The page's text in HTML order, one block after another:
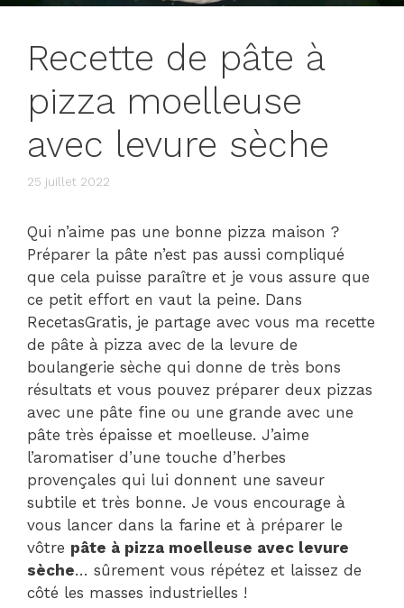
Recette de pâte à
pizza moelleuse
avec levure sèche
25 juillet 2022
Qui n’aime pas une bonne pizza maison ?
Préparer la pâte n’est pas aussi compliqué
que cela puisse paraître et je vous assure que
ce petit effort en vaut la peine. Dans
RecetasGratis, je partage avec vous ma recette
de pâte à pizza avec de la levure de
boulangerie sèche qui donne de très bons
résultats et vous pouvez préparer deux pizzas
avec une pâte fine ou une grande avec une
pâte très épaisse et moelleuse. J’aime
l’aromatiser d’une touche d’herbes
provençales qui lui donnent une saveur
subtile et très bonne. Je vous encourage à
vous lancer dans la farine et à préparer le
vôtre pâte à pizza moelleuse avec levure
sèche… sûrement vous répétez et laissez de
côté les masses industrielles !